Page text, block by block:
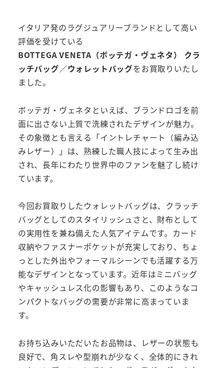
イタリア発のラグジュアリーブランドとして高い
評価を受けている
BOTTEGA VENETA（ボッテガ・ヴェネタ） クラ
ッチバッグ／ウォレットバッグをお買取りいたし
ました。
ボッテガ・ヴェネタといえば、ブランドロゴを前
面に出さない上質で洗練されたデザインが魅力。
その象徴とも言える「イントレチャート（編み込
みレザー）」は、熟練した職人技によって生み出
され、長年にわたり世界中のファンを魅了し続け
ています。
今回お買取りしたウォレットバッグは、クラッチ
バッグとしてのスタイリッシュさと、財布として
の実用性を兼ね備えた人気アイテムです。カード
収納やファスナーポケットが充実しており、ちょ
っとした外出やフォーマルシーンでも活躍する万
能なデザインとなっています。近年はミニバッグ
やキャッシュレス化の影響もあり、このようなコ
ンパクトなバッグの需要が非常に高まっていま
す。
お持ち込みいただいたお品物は、レザーの状態も
良好で、角スレや型崩れが少なく、全体的にきれ